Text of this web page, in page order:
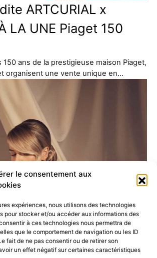
le consentement aux
expériences, nous utilisons des technologies
pour stocker et/ou accéder aux informations des
à ces technologies nous permettra de
que le comportement de navigation ou les ID
fait de ne pas consentir ou de retirer son
un effet négatif sur certaines caractéristiques
ARTCURIAL x
LA UNE Piaget 150
150 ans de la prestigieuse maison Piaget,
organisent une vente unique en…